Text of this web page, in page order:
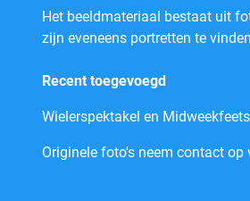
Het beeldmateriaal bestaat uit
zijn eveneens portretten te
Recent toegevoegd
Wielerspektakel en
Originele foto's neem contact op